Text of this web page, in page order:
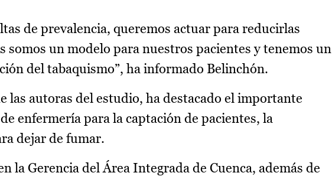
de prevalencia, queremos actuar para reducirlas
somos un modelo para nuestros pacientes y tenemos un
del tabaquismo”, ha informado Belinchón.
las autoras del estudio, ha destacado el importante
enfermería para la captación de pacientes, la
dejar de fumar.
la Gerencia del Área Integrada de Cuenca, además de